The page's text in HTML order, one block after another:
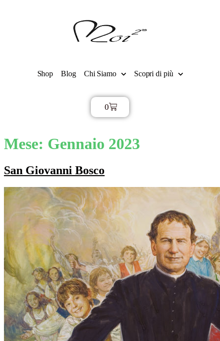
Shop Blog Chi Siamo Scopri di più
0
Mese: Gennaio 2023
San Giovanni Bosco